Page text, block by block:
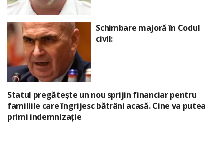
Schimbare majoră în Codul
civil:
Statul pregătește un nou sprijin financiar pentru
familiile care îngrijesc bătrâni acasă. Cine va putea
primi indemnizație